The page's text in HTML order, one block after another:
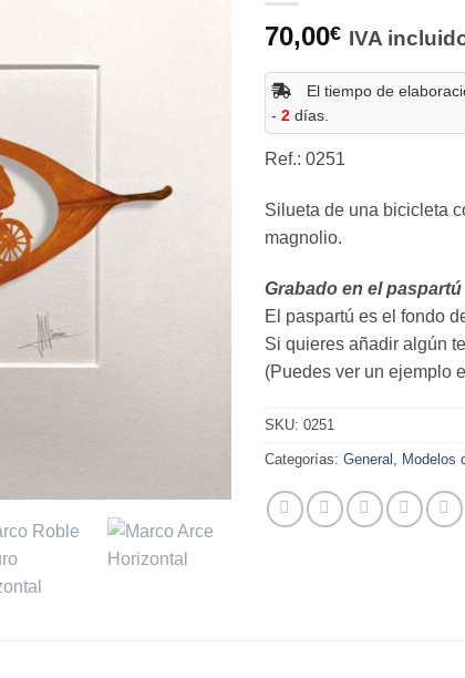
70,00€ IVA
El tiempo de
- 2 días.
Ref.: 0251
Silueta de una bicicleta
magnolio.
Grabado en el paspartú
El paspartú es el fondo
Si quieres añadir algún
(Puedes ver un ejemplo
SKU: 0251
Categorías: General , Modelos